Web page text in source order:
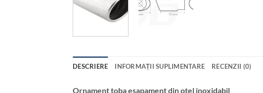
DESCRIERE INFORMAȚII SUPLIMENTARE RECENZII (0)
Ornament toba esapament din otel inoxidabil